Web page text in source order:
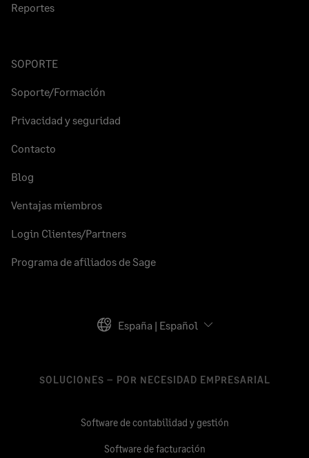
Reportes
SOPORTE
Soporte/Formación
Privacidad y seguridad
Contacto
Blog
Ventajas miembros
Login Clientes/Partners
Programa de afiliados de Sage
España | Español
SOLUCIONES – POR NECESIDAD EMPRESARIAL
Software de contabilidad y gestión
Software de facturación